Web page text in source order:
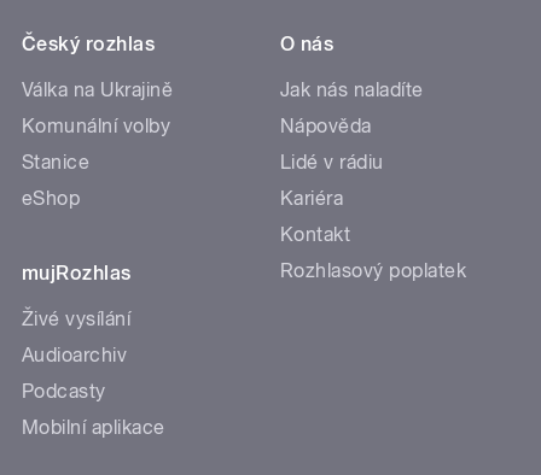
Český rozhlas
Válka na Ukrajině
Komunální volby
Stanice
eShop
mujRozhlas
Živé vysílání
Audioarchiv
Podcasty
Mobilní aplikace
O nás
Jak nás naladíte
Nápověda
Lidé v rádiu
Kariéra
Kontakt
Rozhlasový poplatek